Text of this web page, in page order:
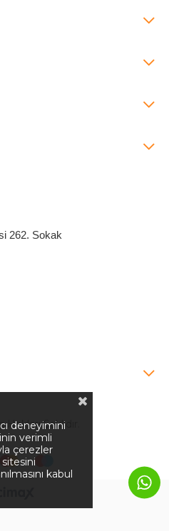
262. Sokak
Saklıdır.
deneyimini
verimli
çerezler
kabul